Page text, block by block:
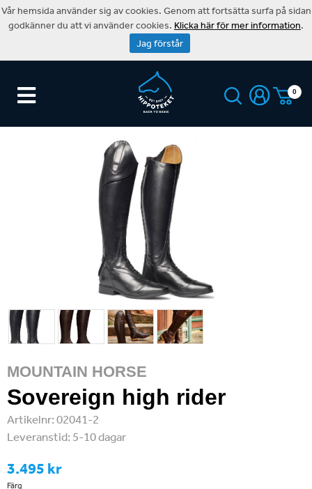
0
MOUNTAIN HORSE
Sovereign high rider
Artikelnr:02041-2
Leveranstid: 5-10 dagar
3.495 kr
Färg
Vår hemsida använder sig av cookies. Genom att fortsätta surfa på sidan
godkänner du att vi använder cookies. Klicka här för mer information.
Jag förstår